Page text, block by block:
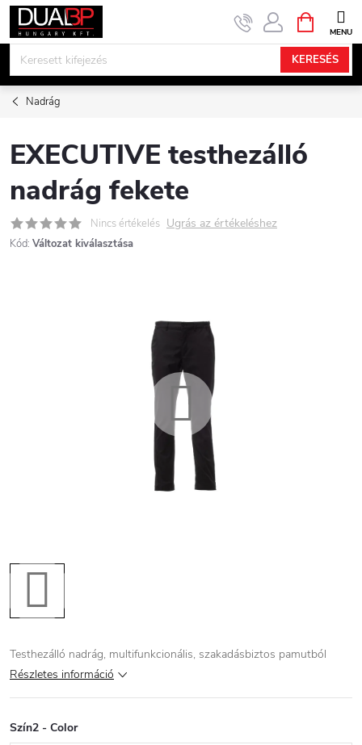
Ugrás
KERESÉS
KOSÁR
Nadrág
EXECUTIVE testhezálló
nadrág fekete
Nincs értékelés Ugrás az értékeléshez
Kód: Változat kiválasztása
Testhezálló nadrág, multifunkcionális, szakadásbiztos pamutból
Részletes információ
Szín2 - Color